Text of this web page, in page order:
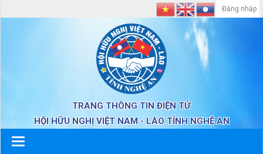
TRANG THÔNG TIN ĐIỆN TỬ
HỘI HỮU NGHỊ VIỆT NAM - LÀO TỈNH NGHỆ AN
Đăng nhập